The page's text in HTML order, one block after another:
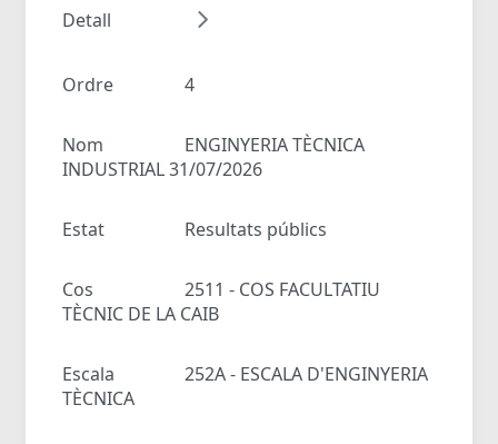
Detall
Ordre 4
Nom
ENGINYERIA TÈCNICA
INDUSTRIAL 31/07/2026
Estat Resultats públics
Cos
2511 - COS FACULTATIU
TÈCNIC DE LA CAIB
Escala
252A - ESCALA D'ENGINYERIA
TÈCNICA